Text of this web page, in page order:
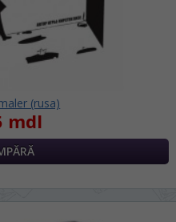
(rusa)
mdl